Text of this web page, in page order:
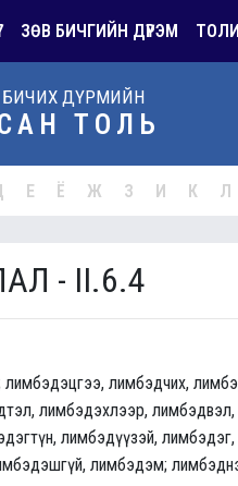
ЗӨВ БИЧГИЙН ДҮРЭМ
БИЧИХ ДҮРМИЙН
ТОЛЬ
Е Ё Ж З И К Л
- II.6.4
лимбэдчих,
лимбэдэхлээр,
лимбэдүүзэй,
лимбэдэм;